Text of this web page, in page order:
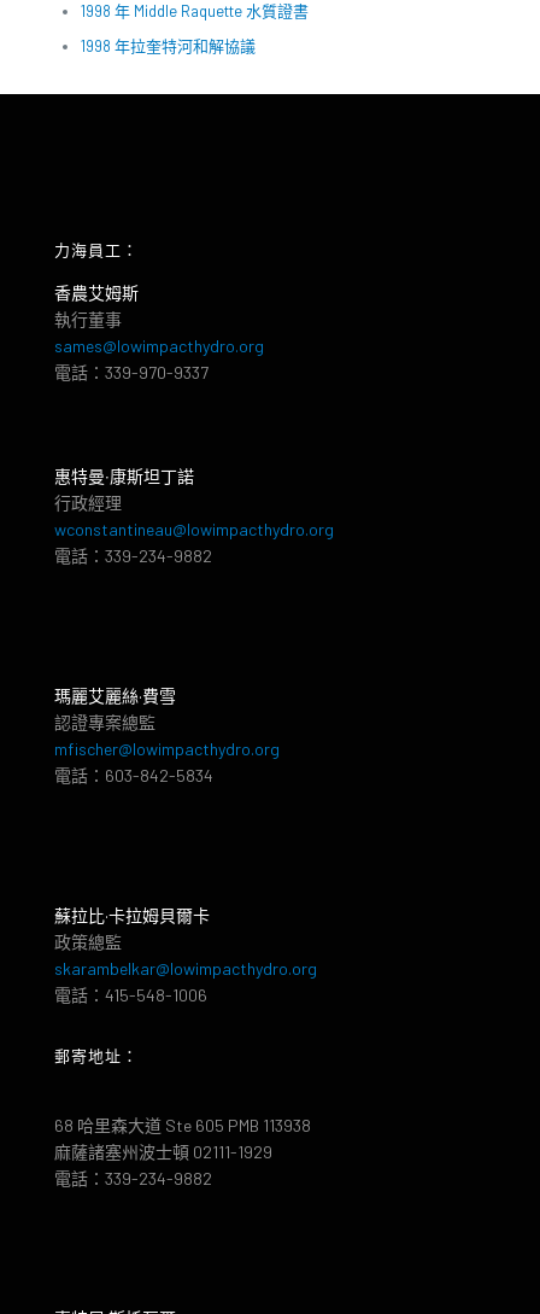
1998 年 Middle Raquette 水質證書
1998 年拉奎特河和解協議
力海員工：
香農艾姆斯
執行董事
sames@lowimpacthydro.org
電話：339-970-9337
惠特曼‧康斯坦丁諾
行政經理
wconstantineau@lowimpacthydro.org
電話：339-234-9882
瑪麗艾麗絲·費雪
認證專案總監
mfischer@lowimpacthydro.org
電話：603-842-5834
蘇拉比·卡拉姆貝爾卡
政策總監
skarambelkar@lowimpacthydro.org
電話：415-548-1006
郵寄地址：
68 哈里森大道 Ste 605 PMB 113938
麻薩諸塞州波士頓 02111-1929
電話：339-234-9882